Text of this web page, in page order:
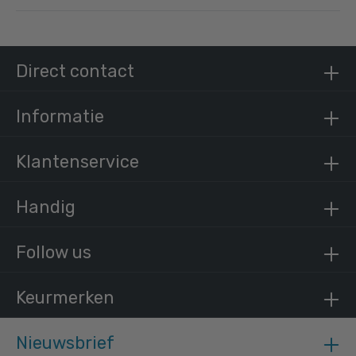
€ 9,62 incl. BTW
Nieuwsbrief
Follow us
Keurmerken
Direct contact
Informatie
Klantenservice
Handig